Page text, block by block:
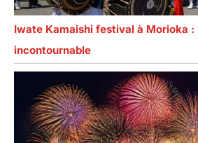
Iwate Kamaishi festival à Morioka :
incontournable